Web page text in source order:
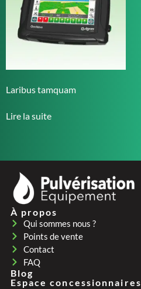
Laribus tamquam
Lire la suite
À propos
Qui sommes nous ?
Points de vente
Contact
FAQ
Blog
Espace concessionnaires